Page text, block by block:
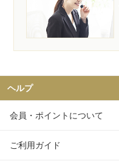
ヘルプ
会員・ポイントについて
ご利用ガイド